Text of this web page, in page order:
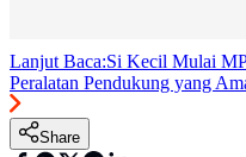
Lanjut Baca:Si Kecil Mulai
Peralatan Pendukung yang
Share